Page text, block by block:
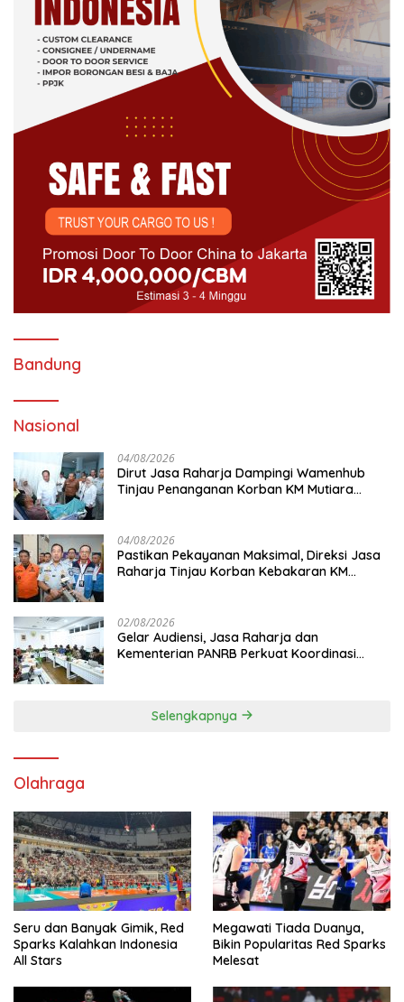
Bandung
Nasional
04/08/2026
Dirut Jasa Raharja Dampingi Wamenhub
Tinjau Penanganan Korban KM Mutiara
04/08/2026
Pastikan Pekayanan Maksimal, Direksi Jasa
Raharja Tinjau Korban Kebakaran KM
02/08/2026
Gelar Audiensi, Jasa Raharja dan
Kementerian PANRB Perkuat Koordinasi
Selengkapnya
Olahraga
Seru dan Banyak Gimik, Red
Sparks Kalahkan Indonesia
All Stars
Megawati Tiada Duanya,
Bikin Popularitas Red Sparks
Melesat